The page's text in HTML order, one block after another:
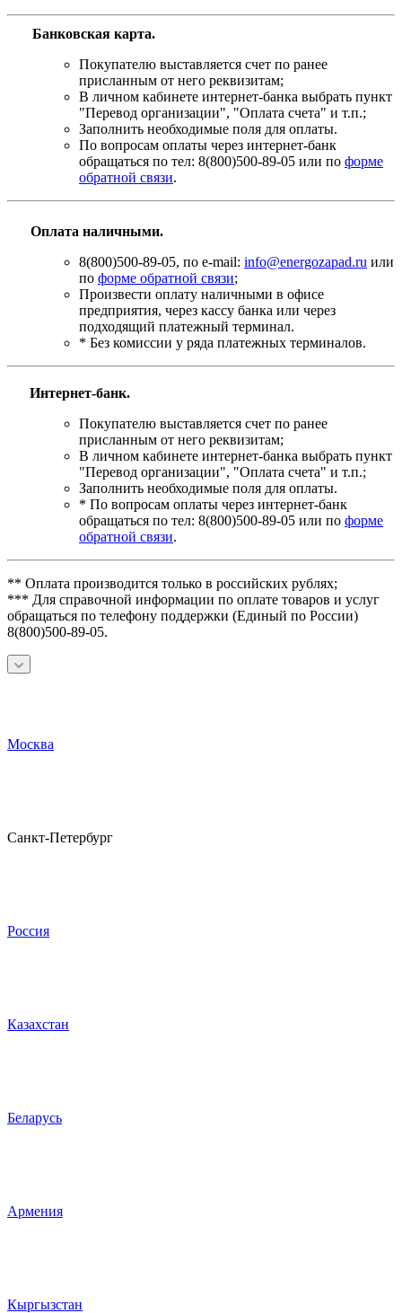
Банковская карта.
Покупателю выставляется счет по ранее
присланным от него реквизитам;
В личном кабинете интернет-банка выбрать пункт
"Перевод организации", "Оплата счета" и т.п.;
Заполнить необходимые поля для оплаты.
По вопросам оплаты через интернет-банк
обращаться по тел: 8(800)500-89-05 или по форме
обратной связи.
Оплата наличными.
8(800)500-89-05, по e-mail: info@energozapad.ru или
по форме обратной связи;
Произвести оплату наличными в офисе
предприятия, через кассу банка или через
подходящий платежный терминал.
* Без комиссии у ряда платежных терминалов.
Интернет-банк.
Покупателю выставляется счет по ранее
присланным от него реквизитам;
В личном кабинете интернет-банка выбрать пункт
"Перевод организации", "Оплата счета" и т.п.;
Заполнить необходимые поля для оплаты.
* По вопросам оплаты через интернет-банк
обращаться по тел: 8(800)500-89-05 или по форме
обратной связи.
** Оплата производится только в российских рублях;
*** Для справочной информации по оплате товаров и услуг
обращаться по телефону поддержки (Единый по России)
8(800)500-89-05.
Москва
Санкт-Петербург
Россия
Казахстан
Беларусь
Армения
Кыргызстан